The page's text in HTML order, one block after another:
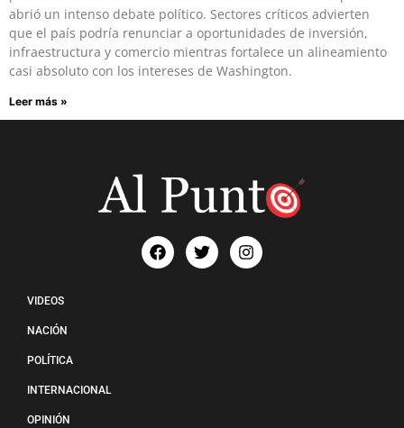
abrió un intenso debate político. Sectores críticos advierten
que el país podría renunciar a oportunidades de inversión,
infraestructura y comercio mientras fortalece un alineamiento
casi absoluto con los intereses de Washington.
Leer más »
VIDEOS
NACIÓN
POLÍTICA
INTERNACIONAL
OPINIÓN